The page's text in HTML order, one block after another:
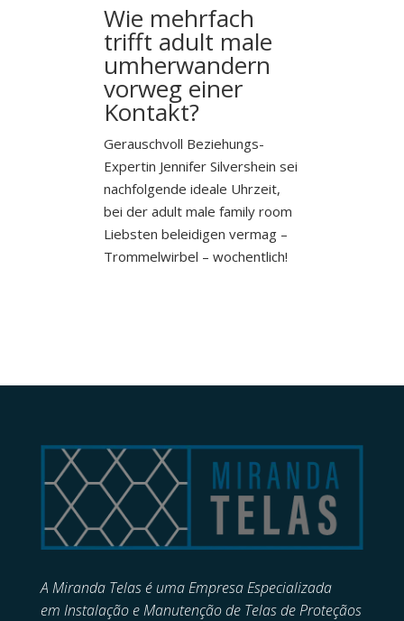
Wie mehrfach
trifft adult male
umherwandern
vorweg einer
Kontakt?
Gerauschvoll Beziehungs-
Expertin Jennifer Silvershein sei
nachfolgende ideale Uhrzeit,
bei der adult male family room
Liebsten beleidigen vermag –
Trommelwirbel – wochentlich!
A Miranda Telas é uma Empresa Especializada
em Instalação e Manutenção de Telas de Proteçãos